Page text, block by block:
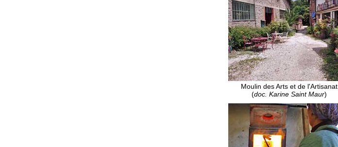
Moulin des Arts et de l'Artisanat
(doc. Karine Saint Maur)